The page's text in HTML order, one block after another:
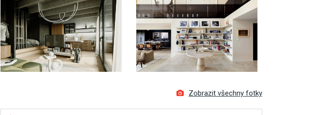
Zobrazit všechny fotky